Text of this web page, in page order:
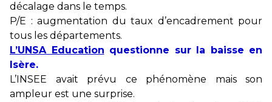
décalage dans le temps.
P/E : augmentation du taux d’encadrement pour
tous les départements.
L’UNSA Education questionne sur la baisse en
Isère.
L’INSEE avait prévu ce phénomène mais son
ampleur est une surprise.